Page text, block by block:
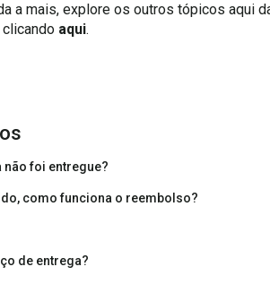
a mais, explore os outros tópicos aqui
aqui.
não foi entregue?
como funciona o reembolso?
de entrega?